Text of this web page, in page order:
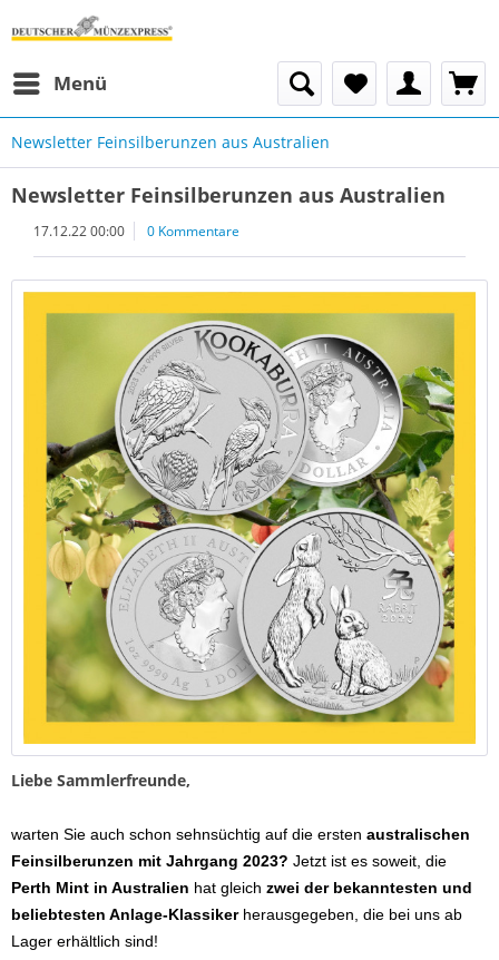
Menü
Newsletter Feinsilberunzen aus Australien
Newsletter Feinsilberunzen aus Australien
17.12.22 00:00 0 Kommentare
Liebe Sammlerfreunde,
warten Sie auch schon sehnsüchtig auf die ersten australischen
Feinsilberunzen mit Jahrgang 2023? Jetzt ist es soweit, die
Perth Mint in Australien hat gleich zwei der bekanntesten und
beliebtesten Anlage-Klassikerherausgegeben, die bei uns ab
Lager erhältlich sind!